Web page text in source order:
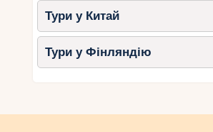
яскравою та незабутньою подією!
Тури у Китай
Тури у Фінляндію